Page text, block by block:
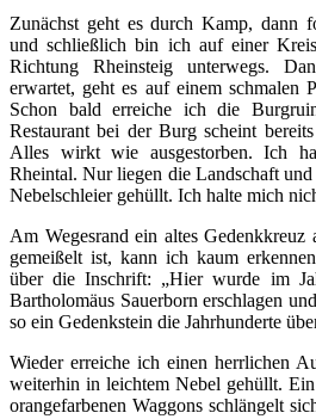
Zunächst geht es durch Kamp, dann
und schließlich bin ich auf einer
Richtung Rheinsteig unterwegs.
erwartet, geht es auf einem schmalen
Schon bald erreiche ich die
Restaurant bei der Burg scheint
Alles wirkt wie ausgestorben. Ich
Rheintal. Nur liegen die Landschaft
Nebelschleier gehüllt. Ich halte mich
Am Wegesrand ein altes Gedenkkreuz
gemeißelt ist, kann ich kaum
über die Inschrift: „Hier wurde im
Bartholomäus Sauerborn erschlagen
so ein Gedenkstein die Jahrhunderte
Wieder erreiche ich einen herrlichen
weiterhin in leichtem Nebel gehüllt.
orangefarbenen Waggons schlängelt